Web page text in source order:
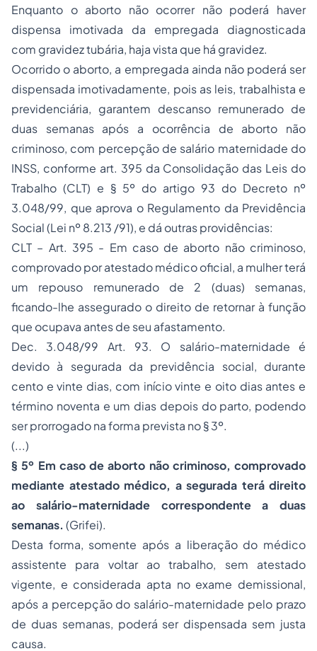
Enquanto o aborto não ocorrer não poderá haver
dispensa imotivada da empregada diagnosticada
com gravidez tubária, haja vista que há gravidez.
Ocorrido o aborto, a empregada ainda não poderá ser
dispensada imotivadamente, pois as leis, trabalhista e
previdenciária, garantem descanso remunerado de
duas semanas após a ocorrência de aborto não
criminoso, com percepção de salário maternidade do
INSS, conforme art. 395 da Consolidação das Leis do
Trabalho (CLT) e § 5º do artigo 93 do Decreto nº
3.048/99, que aprova o Regulamento da Previdência
Social (Lei nº 8.213 /91), e dá outras providências:
CLT – Art. 395 - Em caso de aborto não criminoso,
comprovado por atestado médico oficial, a mulher terá
um repouso remunerado de 2 (duas) semanas,
ficando-lhe assegurado o direito de retornar à função
que ocupava antes de seu afastamento.
Dec. 3.048/99 Art. 93. O salário-maternidade é
devido à segurada da previdência social, durante
cento e vinte dias, com início vinte e oito dias antes e
término noventa e um dias depois do parto, podendo
ser prorrogado na forma prevista no § 3º.
(...)
§ 5º Em caso de aborto não criminoso, comprovado
mediante atestado médico, a segurada terá direito
ao salário-maternidade correspondente a duas
semanas. (Grifei).
Desta forma, somente após a liberação do médico
assistente para voltar ao trabalho, sem atestado
vigente, e considerada apta no exame demissional,
após a percepção do salário-maternidade pelo prazo
de duas semanas, poderá ser dispensada sem justa
causa.